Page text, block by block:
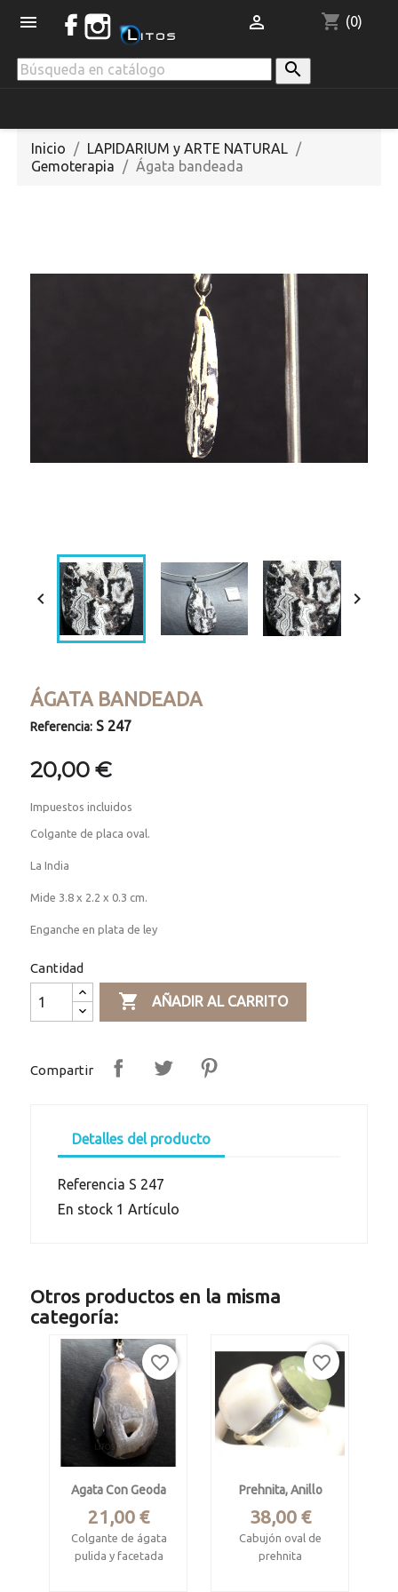
 shopping_cart (0)


Inicio
LAPIDARIUM y ARTE NATURAL
Gemoterapia
Ágata bandeada
 
ÁGATA BANDEADA
Referencia: S 247
20,00 €
Impuestos incluidos
Colgante de placa oval.
La India
Mide 3.8 x 2.2 x 0.3 cm.
Enganche en plata de ley
Cantidad
 AÑADIR AL CARRITO
Compartir
Detalles del producto
Referencia S 247
En stock 1 Artículo
Otros productos en la misma
categoría:
Agata Con Geoda
Precio
21,00 €
Colgante de ágata
pulida y facetada
favorite_border
Prehnita, Anillo
Precio
38,00 €
Cabujón oval de
prehnita
favorite_border